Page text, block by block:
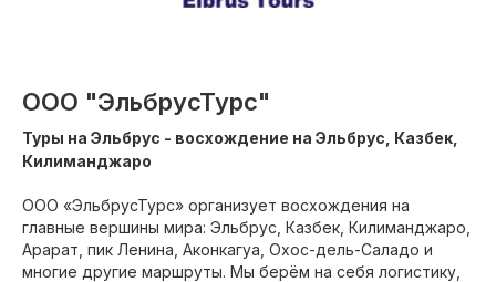
ООО "ЭльбрусТурс"
Туры на Эльбрус - восхождение на Эльбрус, Казбек,
Килиманджаро
ООО «ЭльбрусТурс» организует восхождения на
главные вершины мира: Эльбрус, Казбек, Килиманджаро,
Арарат, пик Ленина, Аконкагуа, Охос-дель-Саладо и
многие другие маршруты. Мы берём на себя логистику,